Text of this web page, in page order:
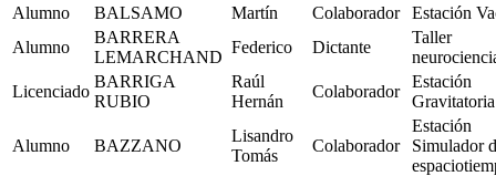
Alumno
BALSAMO Martín Colaborador
Estación
Alumno
BARRERA
LEMARCHAND
Federico Dictante
Taller
Licenciado
BARRIGA
RUBIO
Raúl
Hernán
Colaborador
Estación
Gravitatoria
Alumno BAZZANO
Lisandro
Tomás
Colaborador
Estación
Simulador